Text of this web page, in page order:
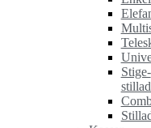
Stige-